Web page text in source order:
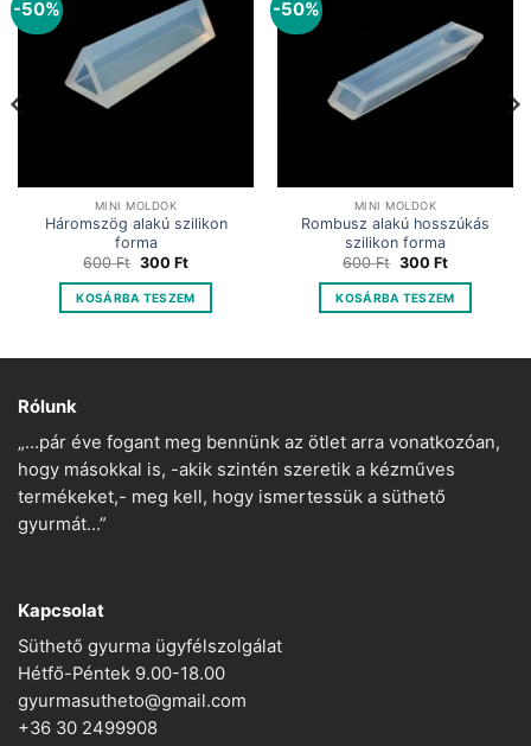
-50%
MINI MOLDOK
Háromszög alakú szilikon
forma
600Ft Original
was:
600 Ft.
300 FtCurrent
is:
300 Ft.
KOSÁRBA TESZEM
-50%
MINI MOLDOK
Rombusz alakú hosszúkás
szilikon forma
600Ft Original
was:
600 Ft.
300 FtCurrent
is:
300 Ft.
KOSÁRBA TESZEM
Rólunk
„…pár éve fogant meg bennünk az ötlet arra vonatkozóan,
hogy másokkal is, -akik szintén szeretik a kézműves
termékeket,- meg kell, hogy ismertessük a süthető
gyurmát…”
Kapcsolat
Süthető gyurma ügyfélszolgálat
Hétfő-Péntek 9.00-18.00
gyurmasutheto@gmail.com
+36 30 2499908